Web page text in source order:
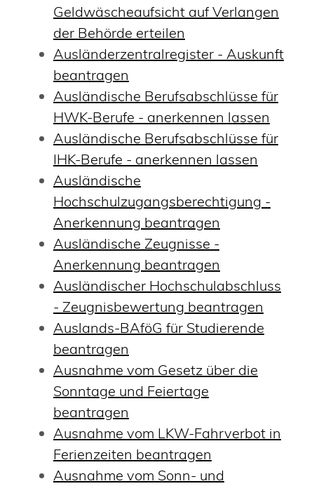
Geldwäscheaufsicht auf Verlangen
der Behörde erteilen
Ausländerzentralregister - Auskunft
beantragen
Ausländische Berufsabschlüsse für
HWK-Berufe - anerkennen lassen
Ausländische Berufsabschlüsse für
IHK-Berufe - anerkennen lassen
Ausländische
Hochschulzugangsberechtigung -
Anerkennung beantragen
Ausländische Zeugnisse -
Anerkennung beantragen
Ausländischer Hochschulabschluss
- Zeugnisbewertung beantragen
Auslands-BAföG für Studierende
beantragen
Ausnahme vom Gesetz über die
Sonntage und Feiertage
beantragen
Ausnahme vom LKW-Fahrverbot in
Ferienzeiten beantragen
Ausnahme vom Sonn- und